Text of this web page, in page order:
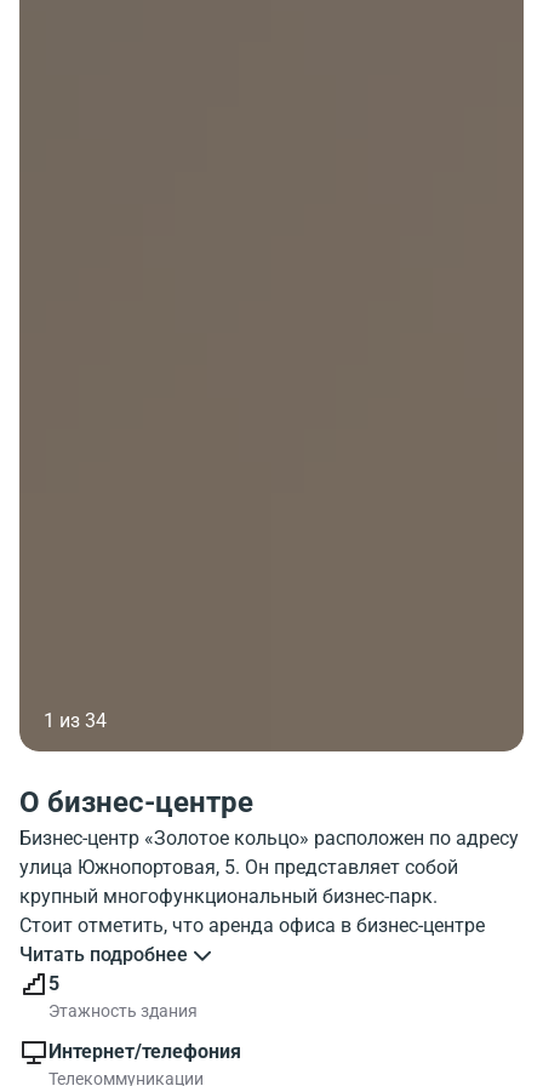
1 из 34
О бизнес-центре
Бизнес-центр «Золотое кольцо» расположен по адресу
улица Южнопортовая, 5. Он представляет собой
крупный многофункциональный бизнес-парк.
Стоит отметить, что аренда офиса в бизнес-центре
«Золотое кольцо» выгодна в плане доступности. Тем,
кто пользуется общественным транспортом,
понравится расположение здание близкое к станции
метро «Кожуховская». В пешей доступности также
есть станция метро «Автозаводская». Совсем
Читать подробнее
5
Этажность здания
Интернет/телефония
Телекоммуникации